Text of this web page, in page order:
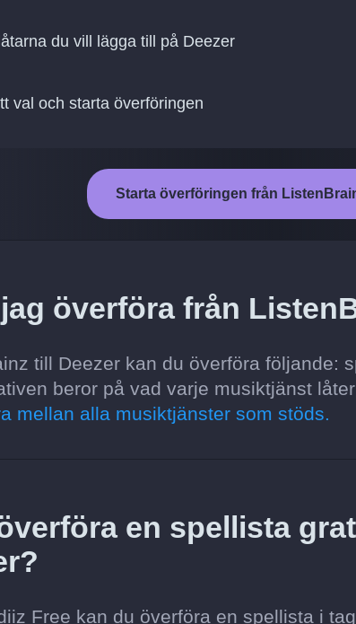
du vill lägga till på Deezer
val och starta överföringen
Starta överföringen från
överföra från
till Deezer kan du överföra följande:
beror på vad varje musiktjänst
mellan alla musiktjänster som stöds.
en spellista
Free kan du överföra en spellista i